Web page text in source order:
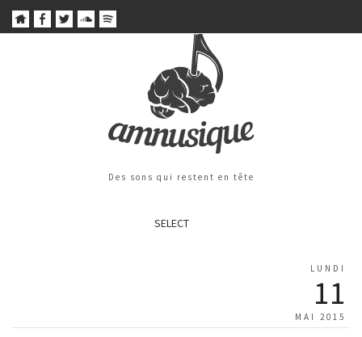
Des sons qui restent en tête
SELECT
LUNDI
11
MAI 2015